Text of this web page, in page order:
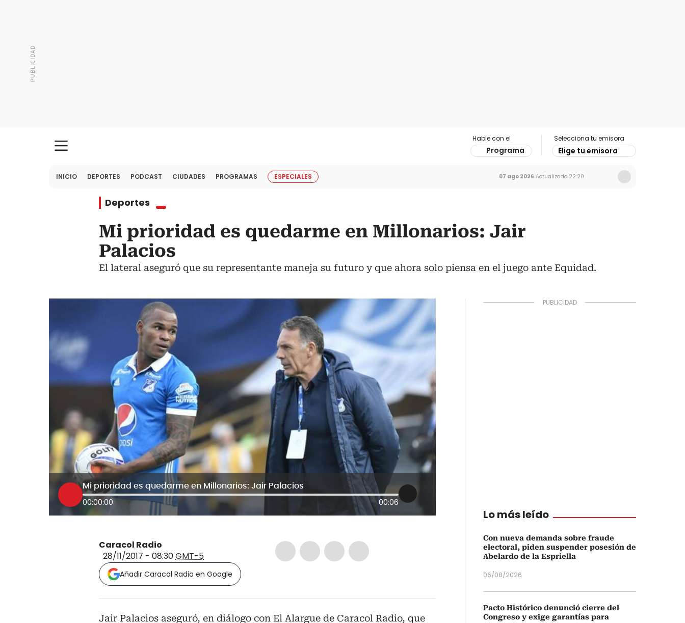
Hable con el
Programa
Selecciona tu emisora
Elige tu emisora
INICIO DEPORTES PODCAST CIUDADES PROGRAMAS ESPECIALES 07 ago 2026 Actualizado 22:20
Deportes
Mi prioridad es quedarme en Millonarios: Jair
Palacios
El lateral aseguró que su representante maneja su futuro y que ahora solo piensa en el juego ante Equidad.
Mi prioridad es quedarme en Millonarios: Jair Palacios
00:00:00 00:06
Caracol Radio
28/11/2017 - 08:30GMT-5
Añadir Caracol Radio en Google
Jair Palacios aseguró, en diálogo con El Alargue de Caracol Radio, que
Lo más leído
Con nueva demanda sobre fraude
electoral, piden suspender posesión de
Abelardo de la Espriella
06/08/2026
Pacto Histórico denunció cierre del
Congreso y exige garantías para